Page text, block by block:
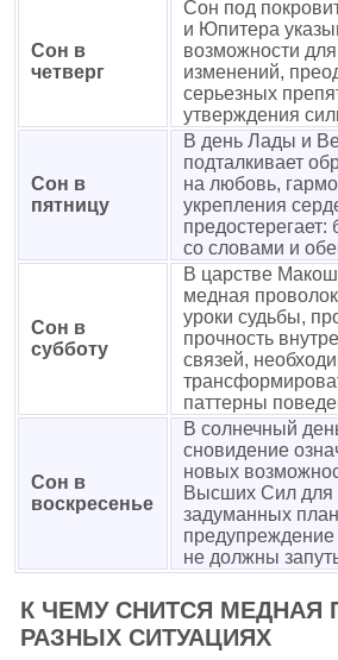
Сон в
четверг
Сон под
и Юпитера
возможности
изменений,
серьезных
утверждения
Сон в
пятницу
В день Лады и
подталкивает
на любовь,
укрепления
предостерегает:
со словами и
Сон в
субботу
В царстве
медная
уроки судьбы,
прочность
связей,
паттерны
Сон в
воскресенье
В солнечный
сновидение
новых
Высших Сил для
задуманных
не должны
К ЧЕМУ СНИТСЯ МЕДНАЯ
РАЗНЫХ СИТУАЦИЯХ